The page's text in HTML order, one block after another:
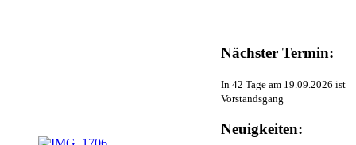
Nächster Termin:
In 42 Tage am 19.09.2026 ist
Vorstandsgang
Neuigkeiten: